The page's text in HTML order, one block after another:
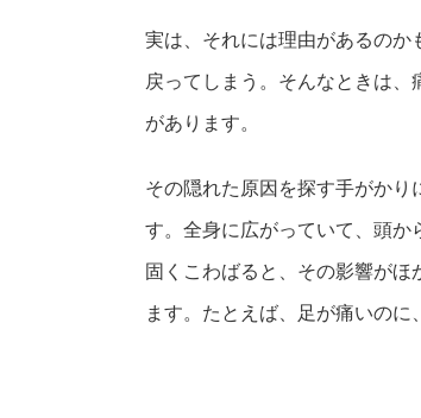
実は、それには理由があるのか
戻ってしまう。そんなときは
があります。
その隠れた原因を探す手がか
す。全身に広がっていて、頭か
固くこわばると、その影響が
ます。たとえば、足が痛いのに